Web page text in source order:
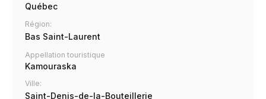
Québec
Région:
Bas Saint-Laurent
Appellation touristique
Kamouraska
Ville:
Saint-Denis-de-la-Bouteillerie